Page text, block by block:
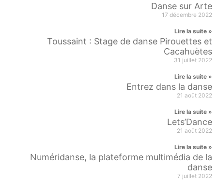
Danse sur Arte
17 décembre 2022
Lire la suite »
Toussaint : Stage de danse Pirouettes et
Cacahuètes
31 juillet 2022
Lire la suite »
Entrez dans la danse
21 août 2022
Lire la suite »
Lets’Dance
21 août 2022
Lire la suite »
Numéridanse, la plateforme multimédia de la
danse
7 juillet 2022